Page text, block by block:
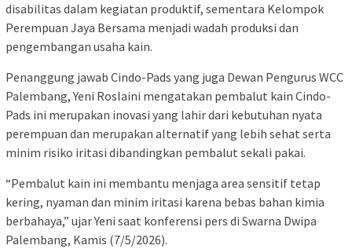
disabilitas dalam kegiatan produktif, sementara Kelompok
Perempuan Jaya Bersama menjadi wadah produksi dan
pengembangan usaha kain.
Penanggung jawab Cindo-Pads yang juga Dewan Pengurus WCC
Palembang, Yeni Roslaini mengatakan pembalut kain Cindo-
Pads ini merupakan inovasi yang lahir dari kebutuhan nyata
perempuan dan merupakan alternatif yang lebih sehat serta
minim risiko iritasi dibandingkan pembalut sekali pakai.
“Pembalut kain ini membantu menjaga area sensitif tetap
kering, nyaman dan minim iritasi karena bebas bahan kimia
berbahaya,” ujar Yeni saat konferensi pers di Swarna Dwipa
Palembang, Kamis (7/5/2026).